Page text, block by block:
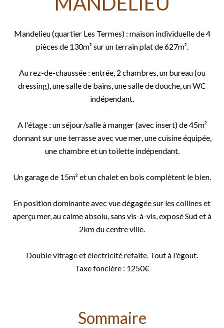
Mandelieu (quartier Les Termes) : maison individuelle de 4
pièces de 130m² sur un terrain plat de 627m².
Au rez-de-chaussée : entrée, 2 chambres, un bureau (ou
dressing), une salle de bains, une salle de douche, un WC
indépendant.
A l'étage : un séjour/salle à manger (avec insert) de 45m²
donnant sur une terrasse avec vue mer, une cuisine équipée,
une chambre et un toilette indépendant.
Un garage de 15m² et un chalet en bois complètent le bien.
En position dominante avec vue dégagée sur les collines et
aperçu mer, au calme absolu, sans vis-à-vis, exposé Sud et à
2km du centre ville.
Double vitrage et électricité refaite. Tout à l'égout.
Taxe foncière : 1250€
Sommaire